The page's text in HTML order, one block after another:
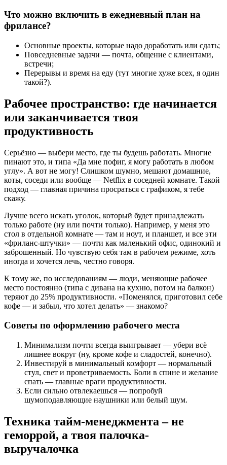
Что можно включить в ежедневный план на
фрилансе?
Основные проекты, которые надо доработать или сдать;
Повседневные задачи — почта, общение с клиентами,
встречи;
Перерывы и время на еду (тут многие хуже всех, я один
такой?).
Рабочее пространство: где начинается
или заканчивается твоя
продуктивность
Серьёзно — выбери место, где ты будешь работать. Многие
пинают это, и типа «Да мне пофиг, я могу работать в любом
углу». А вот не могу! Слишком шумно, мешают домашние,
коты, соседи или вообще — Netflix в соседней комнате. Такой
подход — главная причина просраться с графиком, я тебе
скажу.
Лучше всего искать уголок, который будет принадлежать
только работе (ну или почти только). Например, у меня это
стол в отдельной комнате — там и ноут, и планшет, и все эти
«фриланс-штучки» — почти как маленький офис, одинокий и
заброшенный. Но чувствую себя там в рабочем режиме, хоть
иногда и хочется лечь, честно говоря.
К тому же, по исследованиям — люди, меняющие рабочее
место постоянно (типа с дивана на кухню, потом на балкон)
теряют до 25% продуктивности. «Поменялся, приготовил себе
кофе — и забыл, что хотел делать» — знакомо?
Советы по оформлению рабочего места
Минимализм почти всегда выигрывает — убери всё
лишнее вокруг (ну, кроме кофе и сладостей, конечно).
Инвестируй в минимальный комфорт — нормальный
стул, свет и проветриваемость. Боли в спине и желание
спать — главные враги продуктивности.
Если сильно отвлекаешься — попробуй
шумоподавляющие наушники или белый шум.
Техника тайм-менеджмента – не
геморрой, а твоя палочка-
выручалочка